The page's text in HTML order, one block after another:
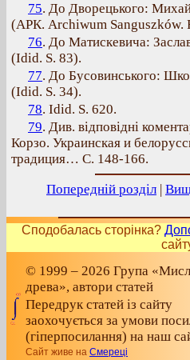
75. До Дворецького:
(АРК. Archiwum Sanguszków.
76. До Матискевича:
(Idid. S. 83).
77. До Бусовинського:
(Idid. S. 34).
78. Idid. S. 620.
79. Див. відповідні
Корзо. Украинская и
традиция… С. 148-166.
Попередній розділ |
Сподобалась сторінка?
© 1999 – 2026 Група
древа», автори статей
Передрук статей із сайту
заохочується за умови
(гіперпосилання) на наш
Сайт живе на Смереці